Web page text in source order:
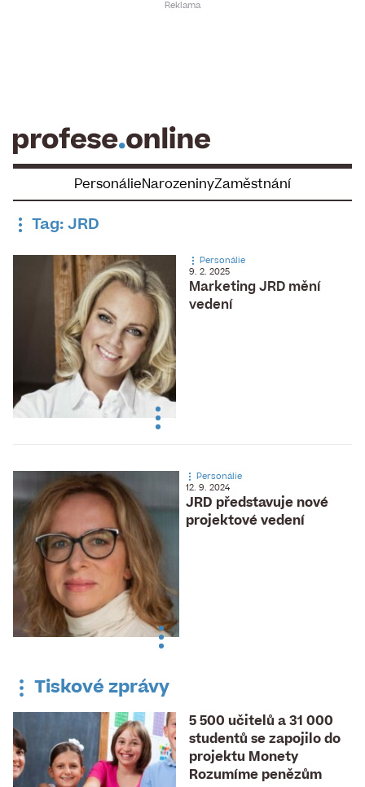
PersonálieNarozeninyZaměstnání
Tag: JRD
Marketing JRD mění
vedení
Personálie
9. 2. 2025
JRD představuje nové
projektové vedení
Personálie
12. 9. 2024
Tiskové zprávy
5 500 učitelů a 31 000
studentů se zapojilo do
projektu Monety
Rozumíme penězům